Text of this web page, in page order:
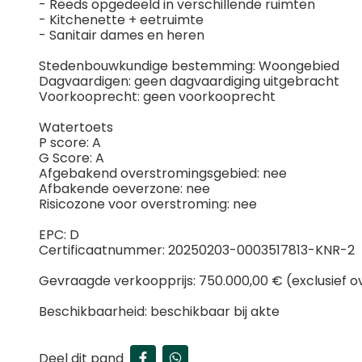
- Reeds opgedeeld in verschillende ruimten
- Kitchenette + eetruimte
- Sanitair dames en heren
Stedenbouwkundige bestemming: Woongebied
Dagvaardigen: geen dagvaardiging uitgebracht
Voorkooprecht: geen voorkooprecht
Watertoets
P score: A
G Score: A
Afgebakend overstromingsgebied: nee
Afbakende oeverzone: nee
Risicozone voor overstroming: nee
EPC: D
Certificaatnummer: 20250203-0003517813-KNR-2
Gevraagde verkoopprijs: 750.000,00 € (exclusief
Beschikbaarheid: beschikbaar bij akte
Deel dit pand